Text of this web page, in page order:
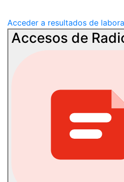
Acceder a resultados de
Accesos de